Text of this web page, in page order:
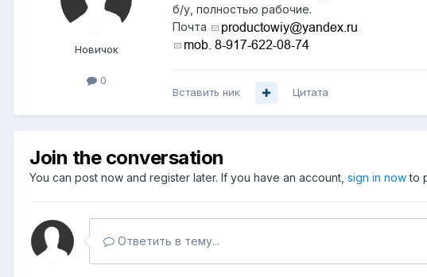
Новичок
0
б/у, полностью рабочие.
Почта
Вставить ник Цитата
Join the conversation
You can post now and register later. If you have an account, sign in nowto
Ответить в тему...